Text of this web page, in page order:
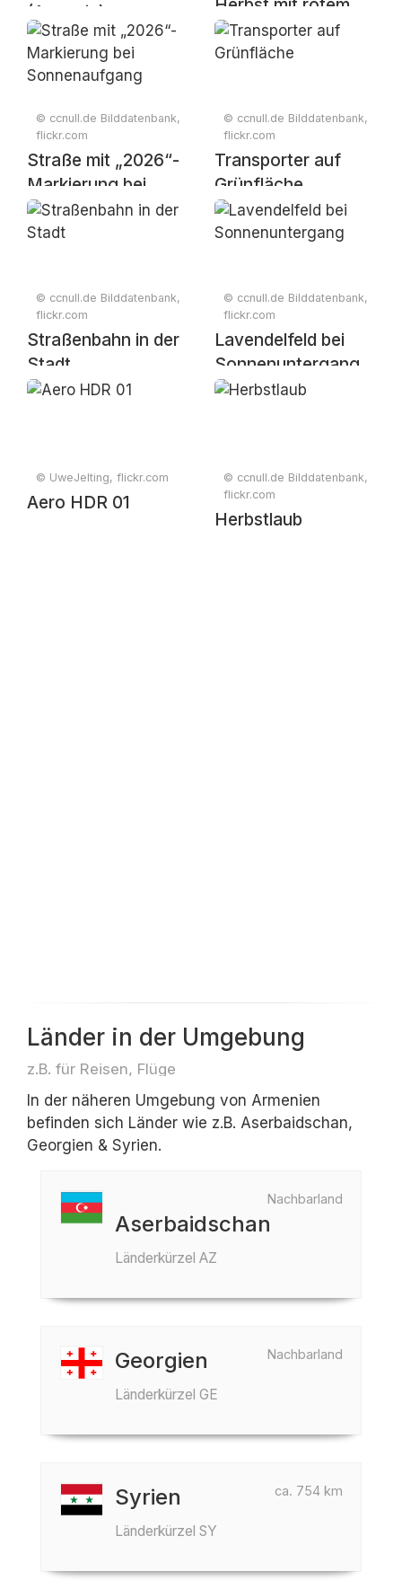
(Armenia)
Herbst mit rotem
Ahornlaub und
nebliger
© ccnull.de Bilddatenbank,
flickr.com
Straße mit „2026“-
Markierung bei
Sonnenaufgang
© ccnull.de Bilddatenbank,
flickr.com
Transporter auf
Grünfläche
© ccnull.de Bilddatenbank,
flickr.com
Straßenbahn in der
Stadt
© ccnull.de Bilddatenbank,
flickr.com
Lavendelfeld bei
Sonnenuntergang
© UweJelting, flickr.com
Aero HDR 01
© ccnull.de Bilddatenbank,
flickr.com
Herbstlaub
Länder in der Umgebung
z.B. für Reisen, Flüge
In der näheren Umgebung von Armenien
befinden sich Länder wie z.B. Aserbaidschan,
Georgien & Syrien.
Nachbarland
Aserbaidschan
Länderkürzel AZ
Nachbarland
Georgien
Länderkürzel GE
ca. 754 km
Syrien
Länderkürzel SY